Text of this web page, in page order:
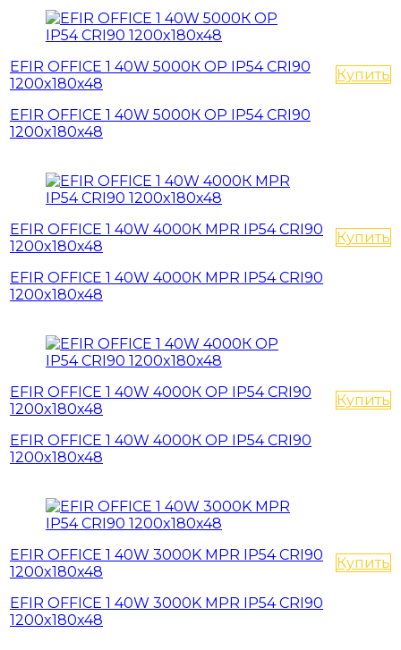
EFIR OFFICE 1 40W 5000К OP IP54 CRI90
1200x180x48
EFIR OFFICE 1 40W 5000К OP IP54 CRI90
1200x180x48
Купить
EFIR OFFICE 1 40W 4000К MPR IP54 CRI90
1200x180x48
EFIR OFFICE 1 40W 4000К MPR IP54 CRI90
1200x180x48
Купить
EFIR OFFICE 1 40W 4000К OP IP54 CRI90
1200x180x48
EFIR OFFICE 1 40W 4000К OP IP54 CRI90
1200x180x48
Купить
EFIR OFFICE 1 40W 3000K MPR IP54 CRI90
1200x180x48
EFIR OFFICE 1 40W 3000K MPR IP54 CRI90
1200x180x48
Купить